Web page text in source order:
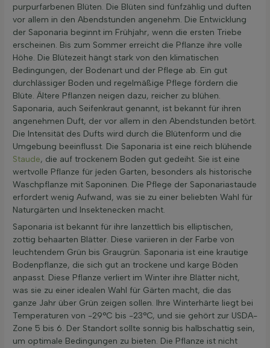
purpurfarbenen Blüten. Die Blüten sind fünfzählig und duften
vor allem in den Abendstunden angenehm. Die Entwicklung
der Saponaria beginnt im Frühjahr, wenn die ersten Triebe
erscheinen. Bis zum Sommer erreicht die Pflanze ihre volle
Höhe. Die Blütezeit hängt stark von den klimatischen
Bedingungen, der Bodenart und der Pflege ab. Ein gut
durchlässiger Boden und regelmäßige Pflege fördern die
Blüte. Ältere Pflanzen neigen dazu, reicher zu blühen.
Saponaria, auch Seifenkraut genannt, ist bekannt für ihren
angenehmen Duft, der vor allem in den Abendstunden betört.
Die Intensität des Dufts wird durch die Blütenform und die
Umgebung beeinflusst. Die Saponaria ist eine reich blühende
Staude, die auf trockenem Boden gut gedeiht. Sie ist eine
wertvolle Pflanze für jeden Garten, besonders als historische
Waschpflanze mit Saponinen. Die Pflege der Saponariastaude
erfordert wenig Aufwand, was sie zu einer beliebten Wahl für
Naturgärten und Insektenecken macht.
Saponaria ist bekannt für ihre lanzettlich bis elliptischen,
zottig behaarten Blätter. Diese variieren in der Farbe von
leuchtendem Grün bis Graugrün. Saponaria ist eine krautige
Bodenpflanze, die sich gut an trockene und karge Böden
anpasst. Diese Pflanze verliert im Winter ihre Blätter nicht,
was sie zu einer idealen Wahl für Gärten macht, die das
ganze Jahr über Grün zeigen sollen. Ihre Winterhärte liegt bei
Temperaturen von -29°C bis -23°C, und sie gehört zur USDA-
Zone 5 bis 6. Der Standort sollte sonnig bis halbschattig sein,
um optimale Bedingungen zu bieten. Die Pflanze ist nicht